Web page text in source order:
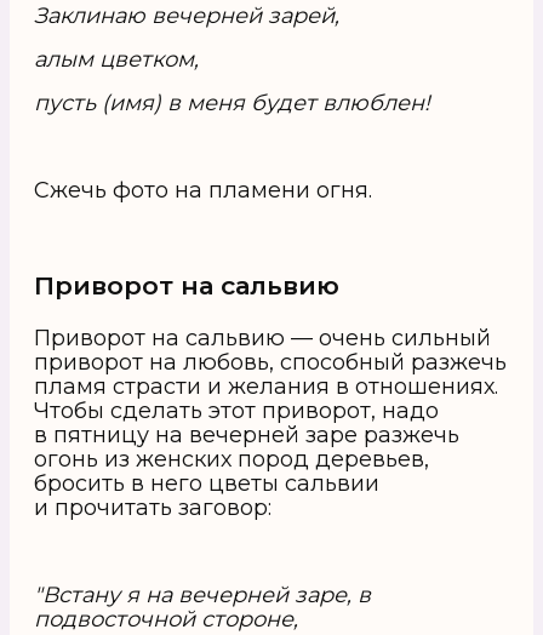
Заклинаю вечерней зарей,
алым цветком,
пусть (имя) в меня будет влюблен!
Сжечь фото на пламени огня.
Приворот на сальвию
Приворот на сальвию — очень сильный
приворот на любовь, способный разжечь
пламя страсти и желания в отношениях.
Чтобы сделать этот приворот, надо
в пятницу на вечерней заре разжечь
огонь из женских пород деревьев,
бросить в него цветы сальвии
и прочитать заговор:
"Встану я на вечерней заре, в
подвосточной стороне,